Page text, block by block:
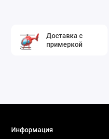
Доставка с
примеркой
Информация